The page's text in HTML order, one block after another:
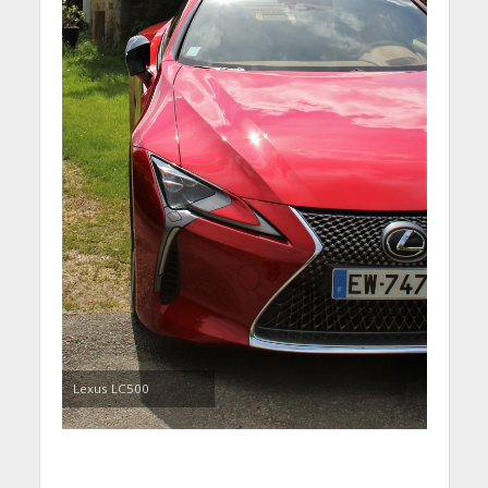
Lexus LC500